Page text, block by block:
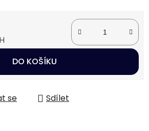
DO KOŠÍKU
se Sdílet